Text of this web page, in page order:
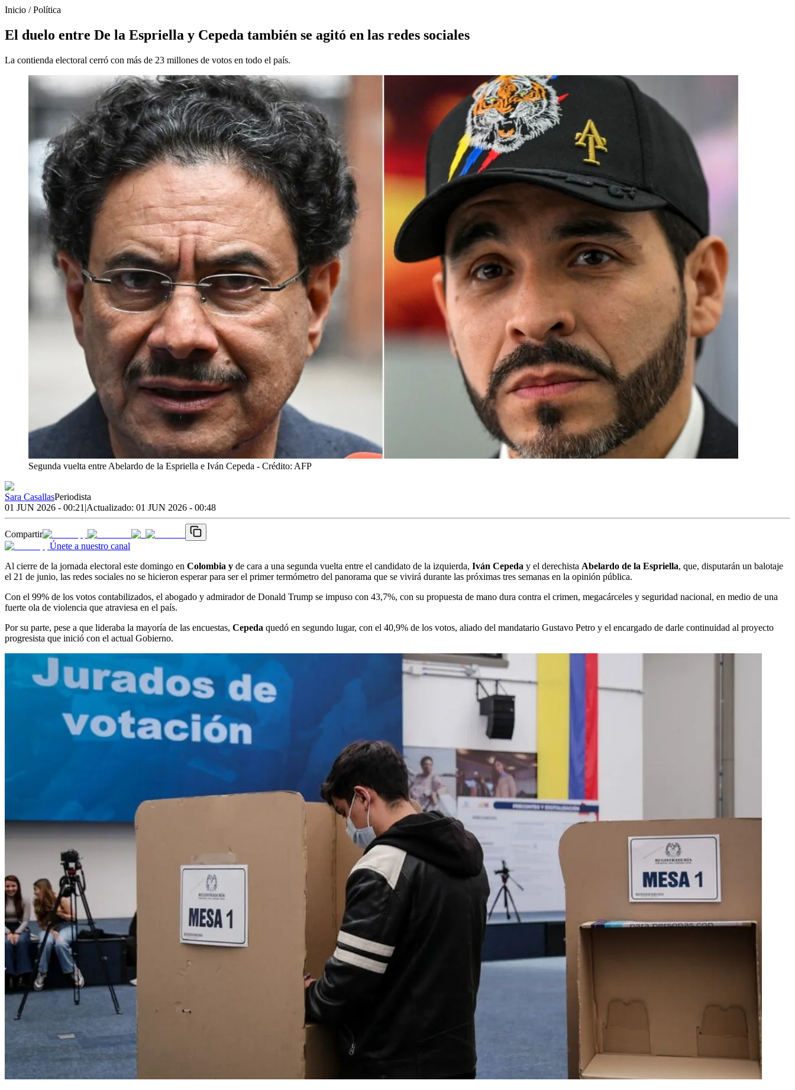
Inicio /Política
El duelo entre De la Espriella y Cepeda también se agitó en las redes sociales
La contienda electoral cerró con más de 23 millones de votos en todo el país.
Segunda vuelta entre Abelardo de la Espriella e Iván Cepeda - Crédito: AFP
Sara CasallasPeriodista
01 JUN 2026 - 00:21 |Actualizado: 01 JUN 2026 - 00:48
Compartir
Únete a nuestro canal
Al cierre de la jornada electoral este domingo en Colombia y de cara a una segunda vuelta entre el candidato de la izquierda, Iván Cepeda y el derechista Abelardo de la Espriella, que, disputarán un balotaje
el 21 de junio, las redes sociales no se hicieron esperar para ser el primer termómetro del panorama que se vivirá durante las próximas tres semanas en la opinión pública.
Con el 99% de los votos contabilizados, el abogado y admirador de Donald Trump se impuso con 43,7%, con su propuesta de mano dura contra el crimen, megacárceles y seguridad nacional, en medio de una
fuerte ola de violencia que atraviesa en el país.
Por su parte, pese a que lideraba la mayoría de las encuestas, Cepeda quedó en segundo lugar, con el 40,9% de los votos, aliado del mandatario Gustavo Petro y el encargado de darle continuidad al proyecto
progresista que inició con el actual Gobierno.